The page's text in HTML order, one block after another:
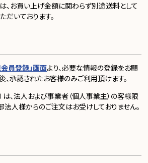
、お買い上げ金額に関わらず別途送料として
いております。
会員登録」画面より、必要な情報の登録をお願
、承認されたお客様のみご利用頂けます。
は、法人および事業者（個人事業主）の客様限
法人様からのご注文はお受けしておりません。